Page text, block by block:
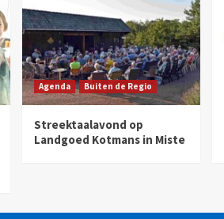
Agenda Buiten de Regio
Streektaalavond op
Landgoed Kotmans in Miste